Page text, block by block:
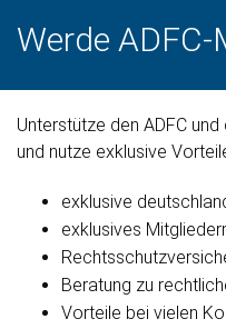
Werde ADFC-
Unterstütze den ADFC
und nutze exklusive
exklusive
exklusives
Beratung zu
Vorteile bei vielen